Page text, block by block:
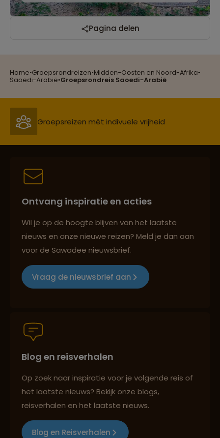
Home•Groepsrondreizen•Midden-Oosten en Noord-Afrika•
Saoedi-Arabië•Groepsrondreis Saoedi-Arabië
Pagina delen
Reizen met oog voor mens, cultuur en milieu
Groepsreizen mét indivuele vrijheid
Persoonlijk en deskundig reisadvies
Best beoordeelde reisroutes
Groepsreizen mét indivuele vrijheid
Best beoordeelde reisroutes
Reizen met oog voor mens, cultuur en milieu
Ontvang inspiratie en acties
Wil je op de hoogte blijven van het laatste
nieuws en onze nieuwe reizen? Meld je dan aan
voor de Sawadee nieuwsbrief.
Vraag de nieuwsbrief aan
Blog en reisverhalen
Op zoek naar inspiratie voor je volgende reis of
het laatste nieuws? Bekijk onze blogs,
reisverhalen en het laatste nieuws.
Blog en Reisverhalen